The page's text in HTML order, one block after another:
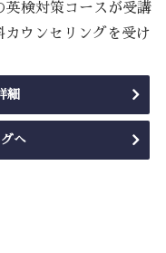
英検対策コースが受講
ウンセリングを受け
細
へ